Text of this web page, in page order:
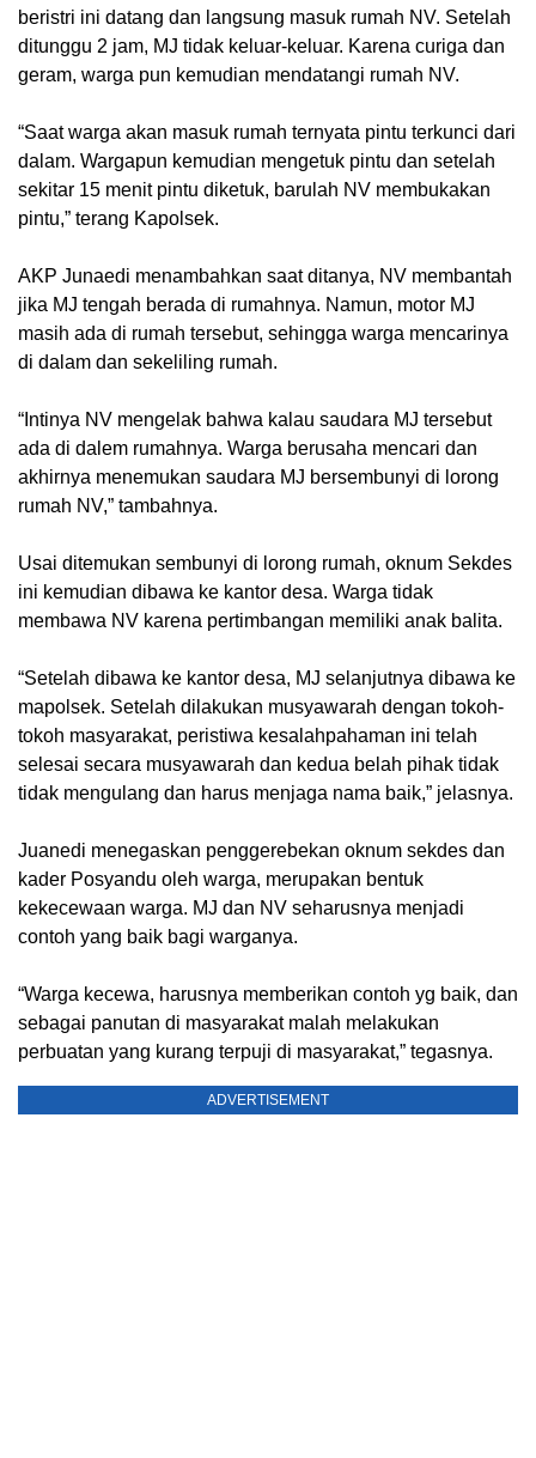
beristri ini datang dan langsung masuk rumah NV. Setelah
ditunggu 2 jam, MJ tidak keluar-keluar. Karena curiga dan
geram, warga pun kemudian mendatangi rumah NV.
“Saat warga akan masuk rumah ternyata pintu terkunci dari
dalam. Wargapun kemudian mengetuk pintu dan setelah
sekitar 15 menit pintu diketuk, barulah NV membukakan
pintu,” terang Kapolsek.
AKP Junaedi menambahkan saat ditanya, NV membantah
jika MJ tengah berada di rumahnya. Namun, motor MJ
masih ada di rumah tersebut, sehingga warga mencarinya
di dalam dan sekeliling rumah.
“Intinya NV mengelak bahwa kalau saudara MJ tersebut
ada di dalem rumahnya. Warga berusaha mencari dan
akhirnya menemukan saudara MJ bersembunyi di lorong
rumah NV,” tambahnya.
Usai ditemukan sembunyi di lorong rumah, oknum Sekdes
ini kemudian dibawa ke kantor desa. Warga tidak
membawa NV karena pertimbangan memiliki anak balita.
“Setelah dibawa ke kantor desa, MJ selanjutnya dibawa ke
mapolsek. Setelah dilakukan musyawarah dengan tokoh-
tokoh masyarakat, peristiwa kesalahpahaman ini telah
selesai secara musyawarah dan kedua belah pihak tidak
tidak mengulang dan harus menjaga nama baik,” jelasnya.
Juanedi menegaskan penggerebekan oknum sekdes dan
kader Posyandu oleh warga, merupakan bentuk
kekecewaan warga. MJ dan NV seharusnya menjadi
contoh yang baik bagi warganya.
“Warga kecewa, harusnya memberikan contoh yg baik, dan
sebagai panutan di masyarakat malah melakukan
perbuatan yang kurang terpuji di masyarakat,” tegasnya.
ADVERTISEMENT